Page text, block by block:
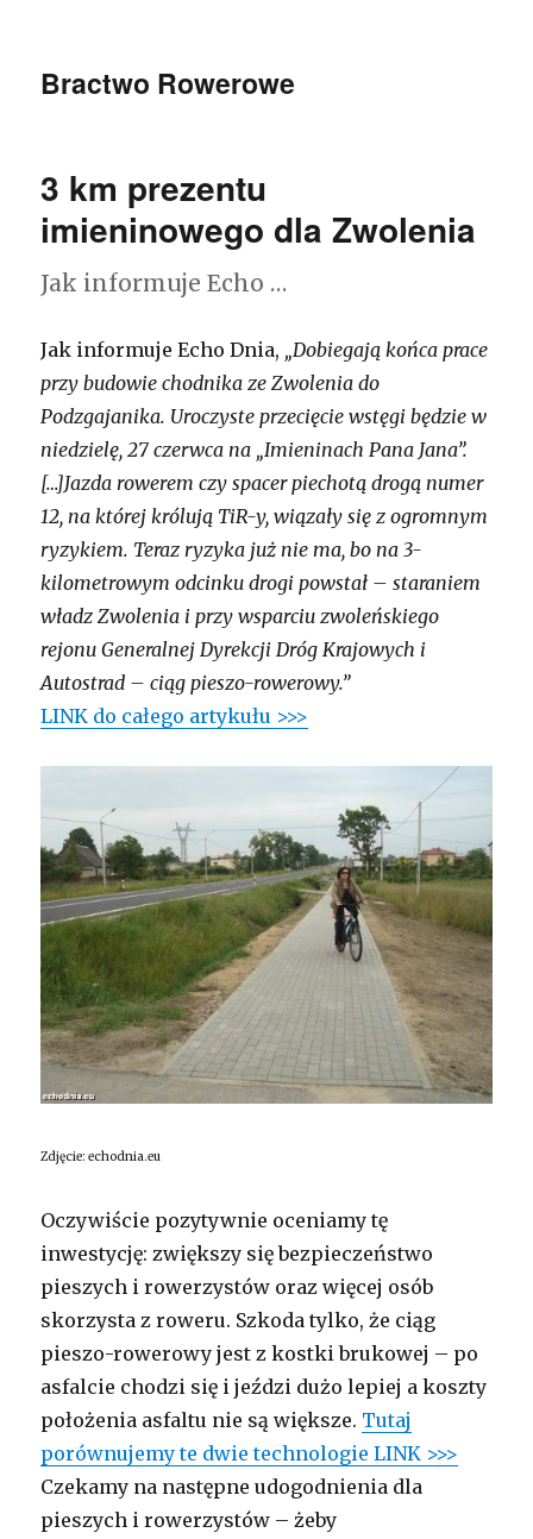
Bractwo Rowerowe
3 km prezentu
imieninowego dla Zwolenia
Jak informuje Echo …
Jak informuje Echo Dnia, „Dobiegają końca prace
przy budowie chodnika ze Zwolenia do
Podzgajanika. Uroczyste przecięcie wstęgi będzie w
niedzielę, 27 czerwca na „Imieninach Pana Jana”.
[…]Jazda rowerem czy spacer piechotą drogą numer
12, na której królują TiR-y, wiązały się z ogromnym
ryzykiem. Teraz ryzyka już nie ma, bo na 3-
kilometrowym odcinku drogi powstał – staraniem
władz Zwolenia i przy wsparciu zwoleńskiego
rejonu Generalnej Dyrekcji Dróg Krajowych i
Autostrad – ciąg pieszo-rowerowy.”
LINK do całego artykułu >>>
Zdjęcie: echodnia.eu
Oczywiście pozytywnie oceniamy tę
inwestycję: zwiększy się bezpieczeństwo
pieszych i rowerzystów oraz więcej osób
skorzysta z roweru. Szkoda tylko, że ciąg
pieszo-rowerowy jest z kostki brukowej – po
asfalcie chodzi się i jeździ dużo lepiej a koszty
położenia asfaltu nie są większe. Tutaj
porównujemy te dwie technologie LINK >>>
Czekamy na następne udogodnienia dla
pieszych i rowerzystów – żeby